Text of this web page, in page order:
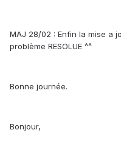
MAJ 28/02 : Enfin la mise a
problème RESOLUE ^^
Bonne journée.
Bonjour,